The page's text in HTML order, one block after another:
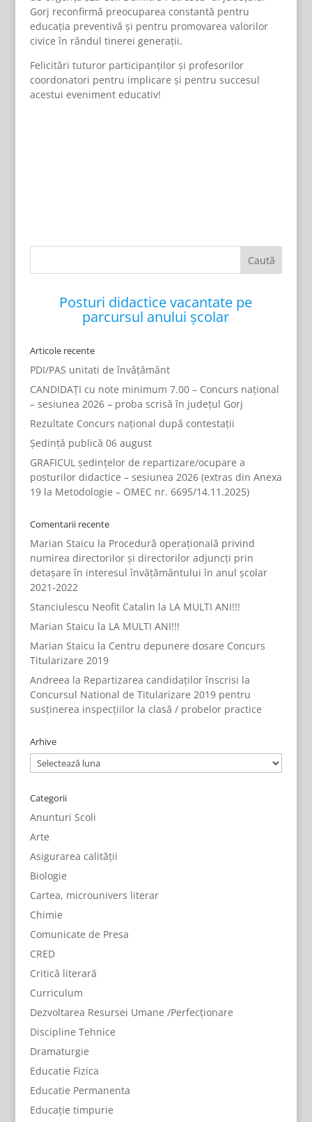
Gorj reconfirmă preocuparea constantă pentru
educația preventivă și pentru promovarea valorilor
civice în rândul tinerei generații.
Felicitări tuturor participanților și profesorilor
coordonatori pentru implicare și pentru succesul
acestui eveniment educativ!
Posturi didactice vacantate pe
parcursul anului școlar
Articole recente
PDI/PAS unitati de învățământ
CANDIDAȚI cu note minimum 7.00 – Concurs național
– sesiunea 2026 – proba scrisă în județul Gorj
Rezultate Concurs național după contestații
Ședință publică 06 august
GRAFICUL ședințelor de repartizare/ocupare a
posturilor didactice – sesiunea 2026 (extras din Anexa
19 la Metodologie – OMEC nr. 6695/14.11.2025)
Comentarii recente
Marian Staicu la Procedură operațională privind
numirea directorilor și directorilor adjuncți prin
detașare în interesul învățământului în anul școlar
2021-2022
Stanciulescu Neofit Catalin la LA MULTI ANI!!!
Marian Staicu la LA MULTI ANI!!!
Marian Staicu la Centru depunere dosare Concurs
Titularizare 2019
Andreea la Repartizarea candidaților înscrisi la
Concursul National de Titularizare 2019 pentru
susținerea inspecțiilor la clasă / probelor practice
Arhive
Arhive
Categorii
Anunturi Scoli
Arte
Asigurarea calității
Biologie
Cartea, microunivers literar
Chimie
Comunicate de Presa
CRED
Critică literară
Curriculum
Dezvoltarea Resursei Umane /Perfecționare
Discipline Tehnice
Dramaturgie
Educatie Fizica
Educatie Permanenta
Educație timpurie